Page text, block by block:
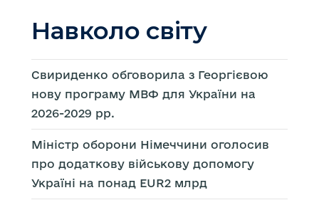
Навколо світу
Свириденко обговорила з Георгієвою
нову програму МВФ для України на
2026-2029 рр.
Міністр оборони Німеччини оголосив
про додаткову військову допомогу
Україні на понад EUR2 млрд